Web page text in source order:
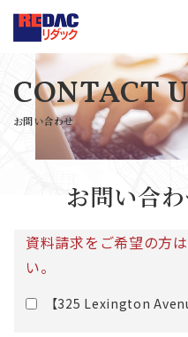
CONTACT
お問い合わせ
お問い合
資料請求をご希望の方
い。
【325 Lexington